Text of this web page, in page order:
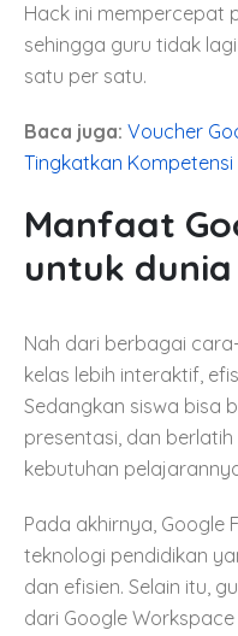
Hack ini mempercepat
sehingga guru tidak
satu per satu.
Baca juga: Voucher
Tingkatkan
Manfaat
untuk
Nah dari berbagai
kelas lebih interaktif,
Sedangkan siswa bisa
presentasi, dan
kebutuhan
Pada akhirnya, Google
teknologi pendidikan
dan efisien. Selain itu,
dari Google